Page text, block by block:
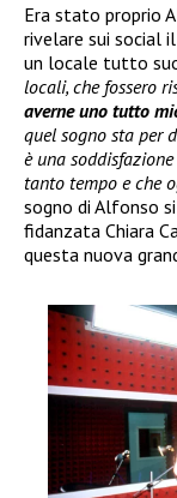
Era stato proprio
rivelare sui social
un locale tutto
locali, che fossero
averne uno tutto
quel sogno sta per
è una
tanto tempo e che
sogno di Alfonso
fidanzata Chiara
questa nuova